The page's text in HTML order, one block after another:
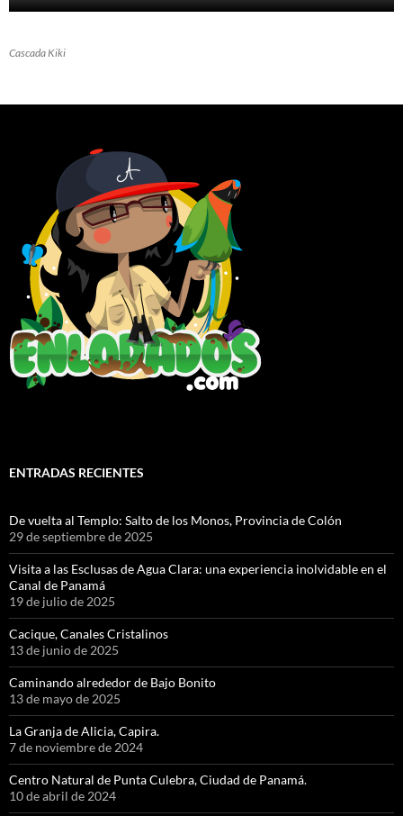
Cascada Kiki
ENTRADAS RECIENTES
De vuelta al Templo: Salto de los Monos, Provincia de Colón
29 de septiembre de 2025
Visita a las Esclusas de Agua Clara: una experiencia inolvidable en el
Canal de Panamá
19 de julio de 2025
Cacique, Canales Cristalinos
13 de junio de 2025
Caminando alrededor de Bajo Bonito
13 de mayo de 2025
La Granja de Alicia, Capira.
7 de noviembre de 2024
Centro Natural de Punta Culebra, Ciudad de Panamá.
10 de abril de 2024